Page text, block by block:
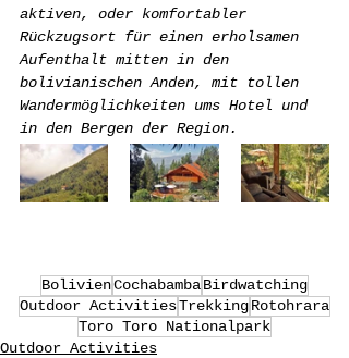
aktiven, oder komfortabler
Rückzugsort für einen erholsamen
Aufenthalt mitten in den
bolivianischen Anden, mit tollen
Wandermöglichkeiten ums Hotel und
in den Bergen der Region.
BolivienCochabambaBirdwatching
Outdoor ActivitiesTrekkingRotohrara
Toro Toro Nationalpark
Outdoor Activities